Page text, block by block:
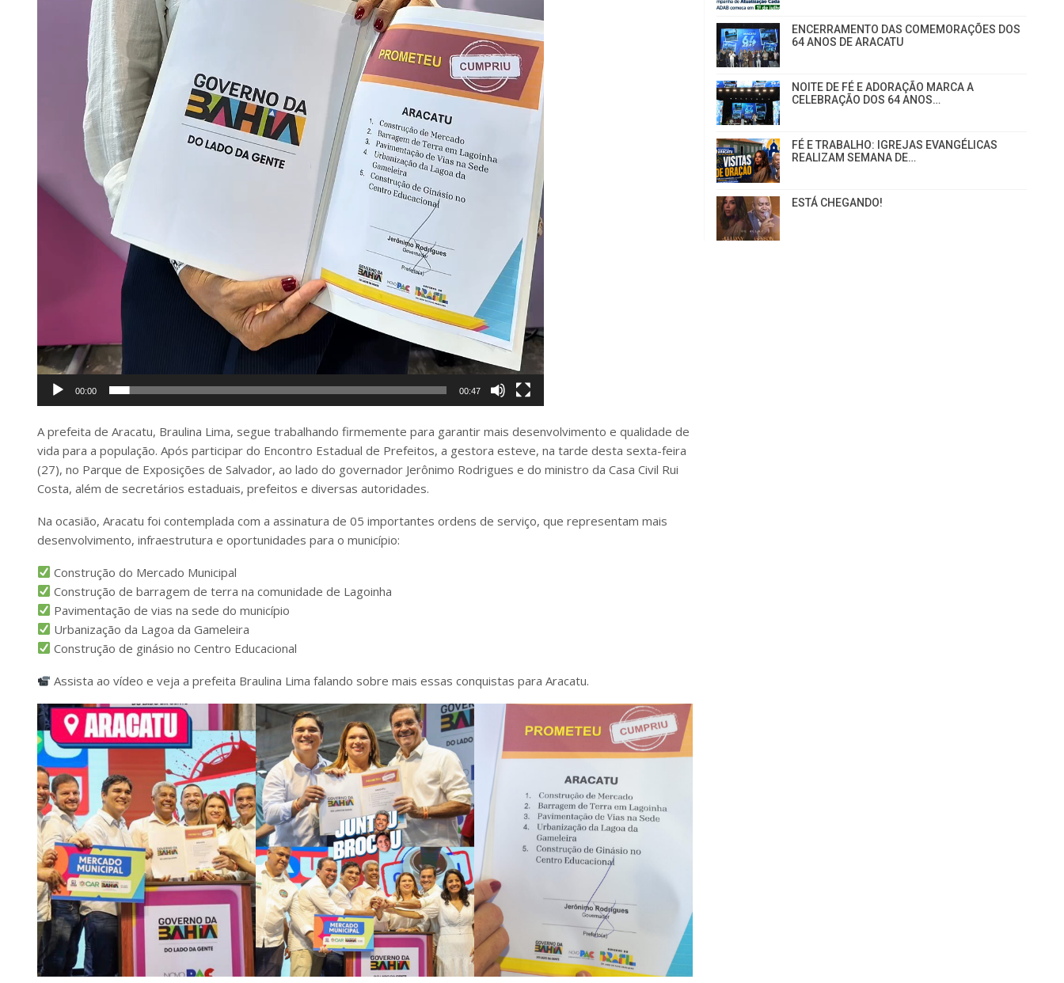
00:00 00:47
A prefeita de Aracatu, Braulina Lima, segue trabalhando firmemente para garantir mais desenvolvimento e qualidade de
vida para a população. Após participar do Encontro Estadual de Prefeitos, a gestora esteve, na tarde desta sexta-feira
(27), no Parque de Exposições de Salvador, ao lado do governador Jerônimo Rodrigues e do ministro da Casa Civil Rui
Costa, além de secretários estaduais, prefeitos e diversas autoridades.
Na ocasião, Aracatu foi contemplada com a assinatura de 05 importantes ordens de serviço, que representam mais
desenvolvimento, infraestrutura e oportunidades para o município:
Construção do Mercado Municipal
Construção de barragem de terra na comunidade de Lagoinha
Pavimentação de vias na sede do município
Urbanização da Lagoa da Gameleira
Construção de ginásio no Centro Educacional
Assista ao vídeo e veja a prefeita Braulina Lima falando sobre mais essas conquistas para Aracatu.
ENCERRAMENTO DAS COMEMORAÇÕES DOS
64 ANOS DE ARACATU
NOITE DE FÉ E ADORAÇÃO MARCA A
CELEBRAÇÃO DOS 64 ANOS…
FÉ E TRABALHO: IGREJAS EVANGÉLICAS
REALIZAM SEMANA DE…
ESTÁ CHEGANDO!